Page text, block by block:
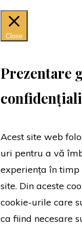
Close
Prezentare
Acest site web
uri pentru a vă
experiența în
site. Din aceste
cookie-urile care
ca fiind necesare